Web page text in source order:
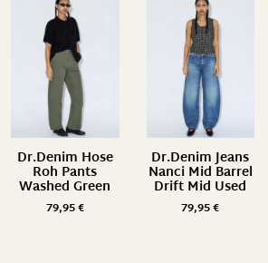
Dr.Denim Hose
Roh Pants
Washed Green
79,95€
Dr.Denim Jeans
Nanci Mid Barrel
Drift Mid Used
79,95€